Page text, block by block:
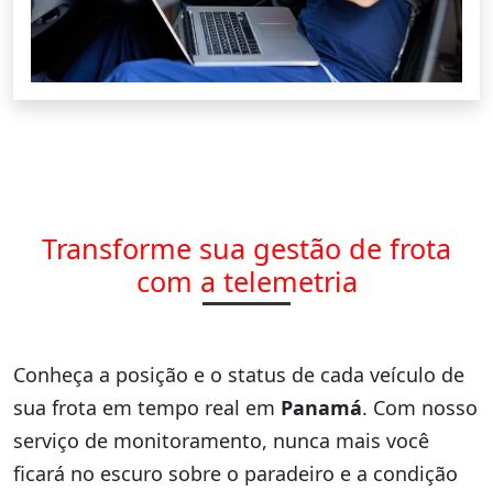
Transforme sua gestão de frota
com a telemetria
Conheça a posição e o status de cada veículo de
sua frota em tempo real em Panamá. Com nosso
serviço de monitoramento, nunca mais você
ficará no escuro sobre o paradeiro e a condição